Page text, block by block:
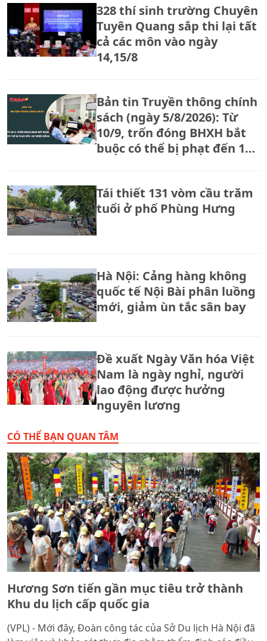
328 thí sinh trường Chuyên
Tuyên Quang sắp thi lại tất
cả các môn vào ngày
14,15/8
Bản tin Truyền thông chính
sách (ngày 5/8/2026): Từ
10/9, trốn đóng BHXH bắt
buộc có thể bị phạt đến 150
Tái thiết 131 vòm cầu trăm
tuổi ở phố Phùng Hưng
Hà Nội: Cảng hàng không
quốc tế Nội Bài phân luồng
mới, giảm ùn tắc sân bay
Đề xuất Ngày Văn hóa Việt
Nam là ngày nghỉ, người
lao động được hưởng
nguyên lương
CÓ THỂ BẠN QUAN TÂM
Hương Sơn tiến gần mục tiêu trở thành
Khu du lịch cấp quốc gia
(VPL) - Mới đây, Đoàn công tác của Sở Du lịch Hà Nội đã